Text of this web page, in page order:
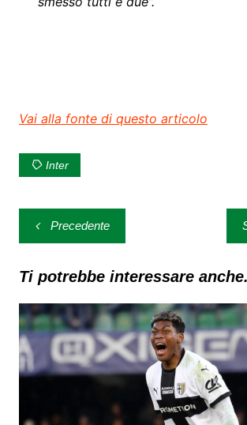
Vai alla fonte di questo articolo
Inter
Navigazione
articoli
Precedente
Ti potrebbe interessare